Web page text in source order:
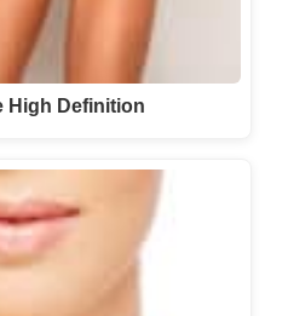
High Definition